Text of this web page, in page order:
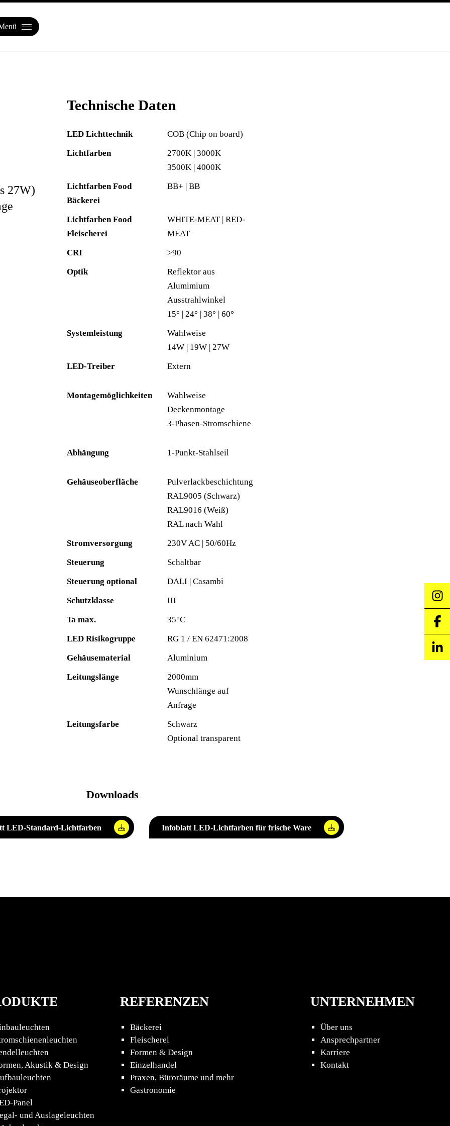
27W)
Technische Daten
LED Lichttechnik
COB (Chip on board)
Lichtfarben
2700K | 3000K
3500K | 4000K
Lichtfarben Food
Bäckerei
BB+ | BB
Lichtfarben Food
Fleischerei
WHITE-MEAT | RED-
MEAT
CRI
>90
Optik
Reflektor aus
Alumimium
Ausstrahlwinkel
15° | 24° | 38° | 60°
Systemleistung
Wahlweise
14W | 19W | 27W
LED-Treiber
Extern
Montagemöglichkeiten
Wahlweise
Deckenmontage
3-Phasen-Stromschiene
Abhängung 1-Punkt-Stahlseil
Gehäuseoberfläche
Pulverlackbeschichtung
RAL9005 (Schwarz)
RAL9016 (Weiß)
RAL nach Wahl
Stromversorgung
230V AC | 50/60Hz
Steuerung
Schaltbar
Steuerung optional
DALI | Casambi
Schutzklasse
III
Ta max.
35°C
LED Risikogruppe
RG 1 / EN 62471:2008
Gehäusematerial
Aluminium
Leitungslänge
2000mm
Wunschlänge auf
Anfrage
Leitungsfarbe
Schwarz
Optional transparent
Downloads
LED-Standard-Lichtfarben Infoblatt LED-Lichtfarben für frische Ware
Akustik & Design
Panel
und Auslageleuchten
REFERENZEN
Bäckerei
Fleischerei
Formen & Design
Einzelhandel
Praxen, Büroräume und mehr
Gastronomie
UNTERNEHMEN
Über uns
Ansprechpartner
Karriere
Kontakt